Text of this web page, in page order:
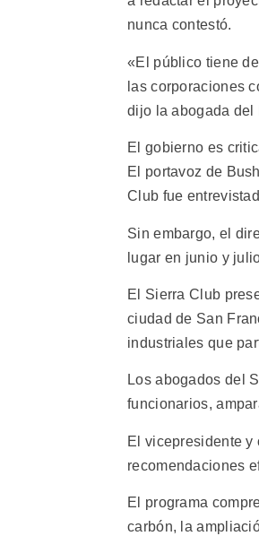
nunca contestó.
«El público tiene
las corporaciones
dijo la abogada del
El gobierno es
El portavoz de
Club fue
Sin embargo, el
lugar en junio y
El Sierra Club
ciudad de San
industriales que
Los abogados del
funcionarios,
El vicepresidente y
recomendaciones
El programa
carbón, la